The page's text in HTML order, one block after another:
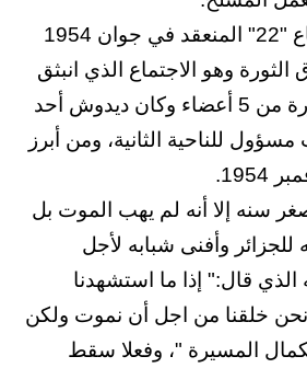
كما شارك في اجتماع "22" المنعقد في جوان 1954
الثورة وهو الاجتماع الذي انبثق
عنه أول مجلس للثورة من 5 أعضاء وكان ديدوش أحد
للناحية الثانية، ومن أبرز
سنه إلا أنه لم يهب الموت بل
للجزائر وأفنى شبابه لأجل
الذي قال:" ﺇﺫﺍ ما استشهدنا
نحن خلقنا من اجل ﺃﻥ نموت ﻭلكن
المسيرة "، وفعلا سقط